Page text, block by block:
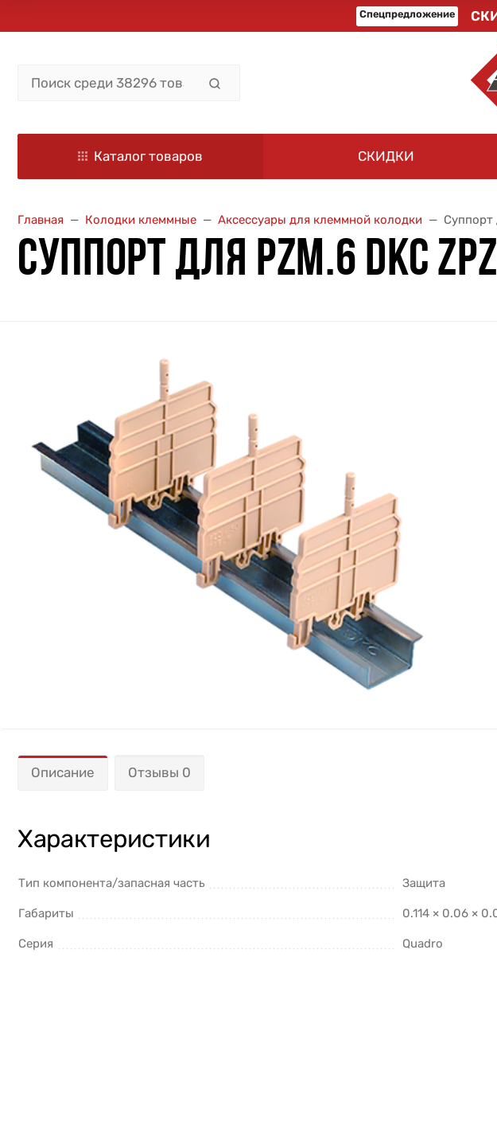
Спецпредложение
Каталог товаров СКИДКИ
Главная Колодки клеммные Аксессуары для клеммной колодки Суппорт
СУППОРТ ДЛЯ PZM.6 DKC
Описание Отзывы 0
Характеристики
Тип компонента/запасная часть Защита
Габариты 0.114 × 0.06 ×
Серия Quadro